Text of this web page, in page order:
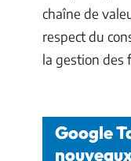
chaîne de
respect du
la gestion des
Google